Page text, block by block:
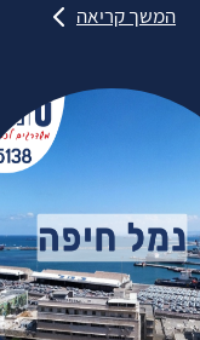
המשך קריאה